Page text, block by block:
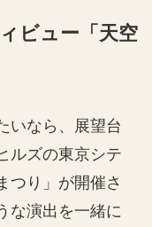
ビュー「天空
いなら、展望台
ルズの東京シテ
つり」が開催さ
な演出を一緒に